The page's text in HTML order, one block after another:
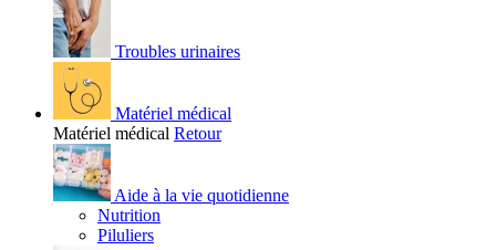
Troubles urinaires
Matériel médical
Matériel médical Retour
Aide à la vie quotidienne
Nutrition
Piluliers